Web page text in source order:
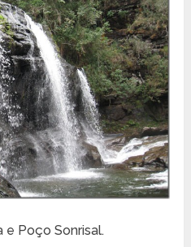
e Poço Sonrisal.